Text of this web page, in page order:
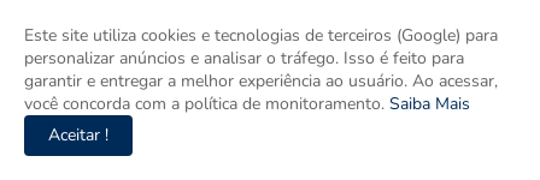
Este site utiliza cookies e tecnologias de terceiros (Google) para
personalizar anúncios e analisar o tráfego. Isso é feito para
garantir e entregar a melhor experiência ao usuário. Ao acessar,
você concorda com a política de monitoramento. Saiba Mais
Aceitar !